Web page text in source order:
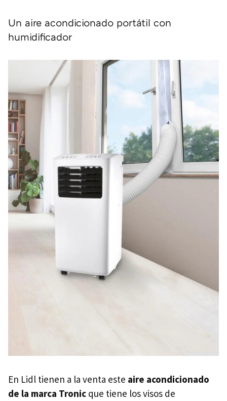
Un aire acondicionado portátil con
humidificador
En Lidl tienen a la venta este aire acondicionado
de la marca Tronic que tiene los visos de